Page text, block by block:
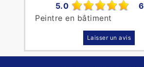
5.0
Peintre en bâtiment
Laisser un avis